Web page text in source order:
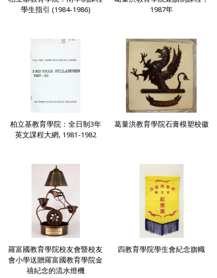
學生指引 (1984-1986)
1987年
柏立基教育學院：全日制3年
英文課程大網, 1981-1982
葛量洪教育學院石膏模塑校徽
羅富國教育學院校友會暨校友
會小學送贈羅富國教育學院金
禧紀念的流水燈機
四教育學院學生會紀念旗幟